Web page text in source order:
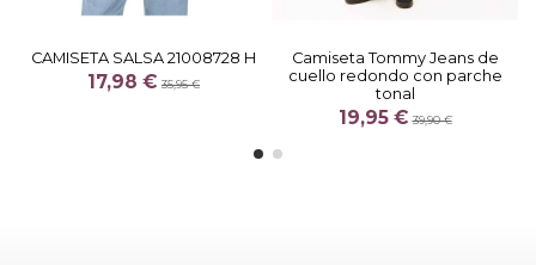
CAMISETA SALSA 21008728 H
17,98 € 35,95 €
Camiseta Tommy Jeans de
cuello redondo con parche
tonal
19,95 €39,90 €